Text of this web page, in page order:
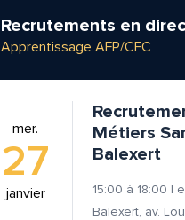
Recrutements en
Apprentissage AFP/CFC
mer.
27
janvier
Métiers
Balexert
15:00 à 18:00 |
Balexert, av.